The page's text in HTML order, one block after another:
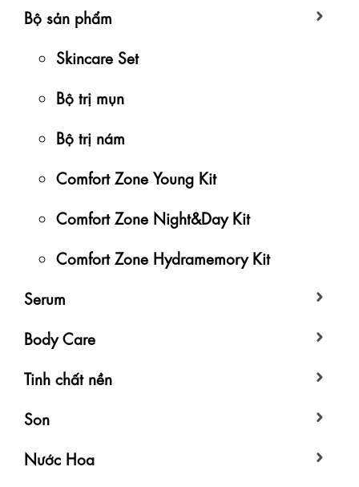
Bộ sản phẩm
Skincare Set
Bộ trị mụn
Bộ trị nám
Comfort Zone Young Kit
Comfort Zone Night&Day Kit
Comfort Zone Hydramemory Kit
Serum
Body Care
Tinh chất nền
Son
Nước Hoa